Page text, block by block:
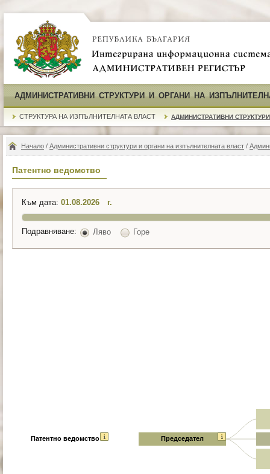
АДМИНИСТРАТИВНИ СТРУКТУРИ И ОРГАНИ НА
СТРУКТУРА НА ИЗПЪЛНИТЕЛНАТА ВЛАСТ АДМИНИСТРАТИВНИ СТРУКТУРИ
Начало / Административни структури и органи на изпълнителната власт /
Патентно ведомство
Към дата: г.
Подравняване: Ляво Горе
Патентно ведомство Председател